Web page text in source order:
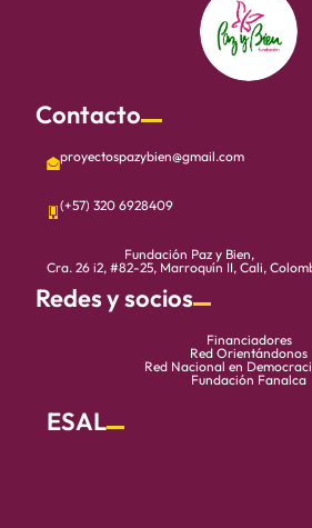
Contacto
proyectospazybien@gmail.com
(+57) 320 6928409
Fundación Paz y Bien,
Cra. 26 i2, #82-25, Marroquín II, Cali,
Redes y socios
Financiadores
Red Orientándonos
Red Nacional en
Fundación Fanalca
ESAL